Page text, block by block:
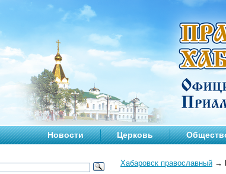
Новости Церковь
Хабаровск православный →